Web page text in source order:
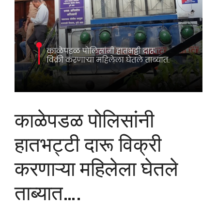
काळेपडळ पोलिसांनी
हातभट्टी दारू विक्री
करणाऱ्या महिलेला घेतले
ताब्यात….